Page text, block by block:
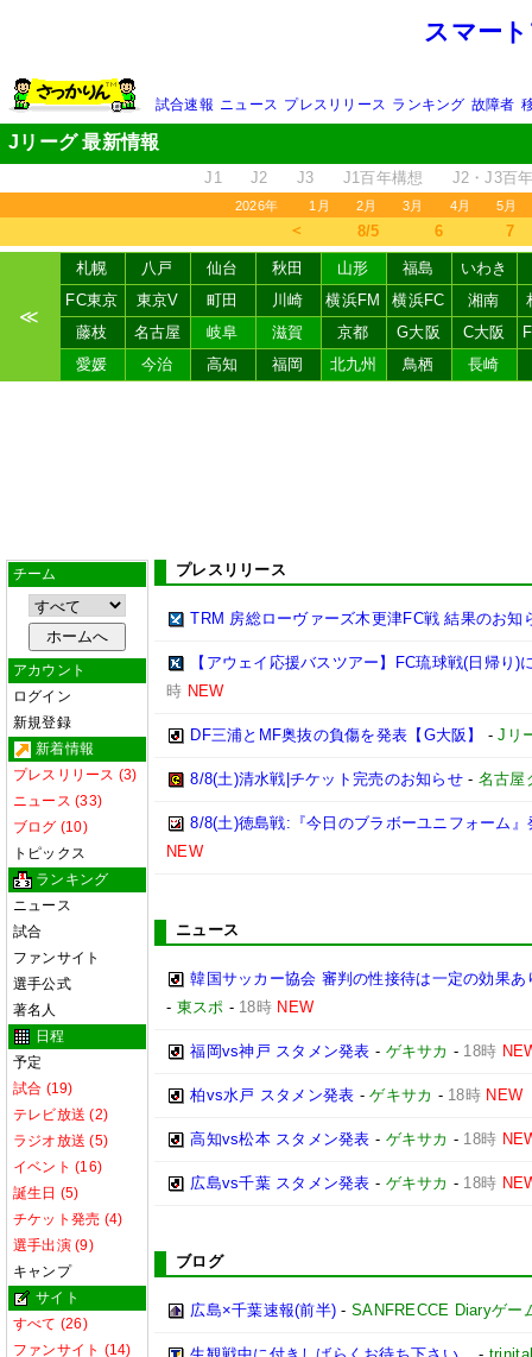
スマー
試合速報 ニュース プレスリリース ランキング 故障者
Jリーグ 最新情報
J1 J2 J3 J1百年構想 J2・J3百
2026年 1月 2月 3月 4月 5月
＜ 8/5 6 7
≪
札幌 八戸 仙台 秋田 山形 福島
いわき
FC東京
東京V 町田 川崎 横浜FM 横浜FC 湘南
藤枝
名古屋 岐阜 滋賀 京都 G大阪 C大阪
愛媛
今治 高知 福岡 北九州 鳥栖 長崎
チーム
アカウント
ログイン
新規登録
新着情報
プレスリリース (3)
ニュース (33)
ブログ (10)
トピックス
ランキング
ニュース
試合
ファンサイト
選手公式
著名人
日程
予定
試合 (19)
テレビ放送 (2)
ラジオ放送 (5)
イベント (16)
誕生日 (5)
チケット発売 (4)
選手出演 (9)
キャンプ
サイト
すべて (26)
ファンサイト (14)
プレスリリース
TRM 房総ローヴァーズ木更津FC戦 結果のお知
【アウェイ応援バスツアー】FC琉球戦(日帰り)
時 NEW
DF三浦とMF奥抜の負傷を発表【G大阪】 -Jリ
8/8(土)清水戦|チケット完売のお知らせ- 名古屋
8/8(土)徳島戦:『今日のブラボーユニフォーム
NEW
ニュース
韓国サッカー協会 審判の性接待は一定の効果
- 東スポ - 18時 NEW
福岡vs神戸 スタメン発表 - ゲキサカ - 18時
柏vs水戸 スタメン発表 -ゲキサカ - 18時 NEW
高知vs松本 スタメン発表 - ゲキサカ - 18時
広島vs千葉 スタメン発表 - ゲキサカ - 18時
ブログ
広島×千葉速報(前半) -SANFRECCE Diaryゲー